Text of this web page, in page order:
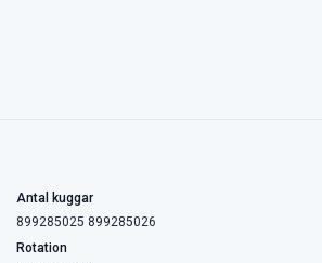
Antal kuggar
899285025 899285026
Rotation